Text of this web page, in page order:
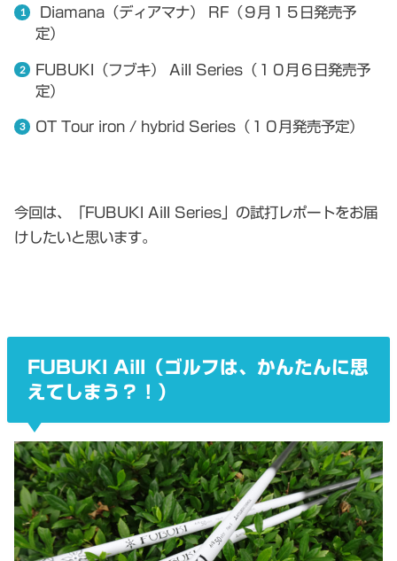
Diamana（ディアマナ） RF（９月１５日発売予
定）
FUBUKI（フブキ） AiII Series（１０月６日発売予
定）
OT Tour iron / hybrid Series（１０月発売予定）
今回は、「FUBUKI AiII Series」の試打レポートをお届
けしたいと思います。
FUBUKI AiII（ゴルフは、かんたんに思
えてしまう？！）